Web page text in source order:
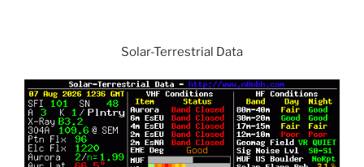
Solar-Terrestrial Data